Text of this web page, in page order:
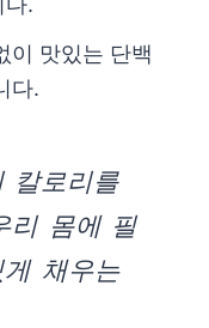
이 맛있는 단백
다.
칼로리를
리 몸에 필
채우는